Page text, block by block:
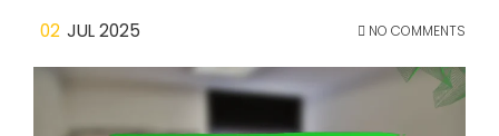
02 JUL 2025 NO COMMENTS